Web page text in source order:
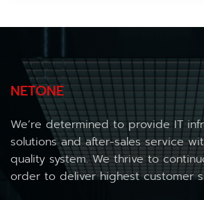
NETONE
We’re determined to provide IT
solutions and after-sales service
quality system. We thrive to
order to deliver highest customer